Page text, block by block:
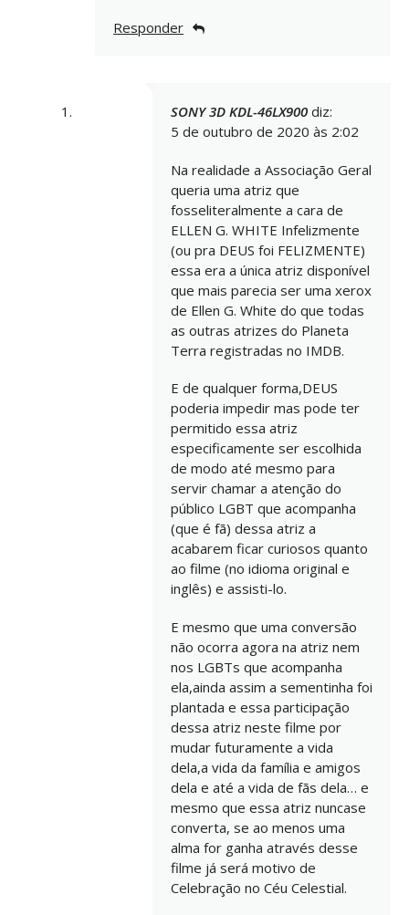
Responder
SONY 3D KDL-46LX900 diz:
5 de outubro de 2020 às 2:02
Na realidade a Associação Geral
queria uma atriz que
fosseliteralmente a cara de
ELLEN G. WHITE Infelizmente
(ou pra DEUS foi FELIZMENTE)
essa era a única atriz disponível
que mais parecia ser uma xerox
de Ellen G. White do que todas
as outras atrizes do Planeta
Terra registradas no IMDB.
E de qualquer forma,DEUS
poderia impedir mas pode ter
permitido essa atriz
especificamente ser escolhida
de modo até mesmo para
servir chamar a atenção do
público LGBT que acompanha
(que é fã) dessa atriz a
acabarem ficar curiosos quanto
ao filme (no idioma original e
inglês) e assisti-lo.
E mesmo que uma conversão
não ocorra agora na atriz nem
nos LGBTs que acompanha
ela,ainda assim a sementinha foi
plantada e essa participação
dessa atriz neste filme por
mudar futuramente a vida
dela,a vida da família e amigos
dela e até a vida de fãs dela… e
mesmo que essa atriz nuncase
converta, se ao menos uma
alma for ganha através desse
filme já será motivo de
Celebração no Céu Celestial.